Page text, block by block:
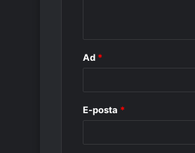
Ad *
E-posta *